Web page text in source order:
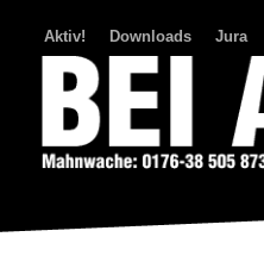
Aktiv! Downloads Jura